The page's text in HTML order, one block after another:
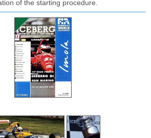
of the starting procedure.